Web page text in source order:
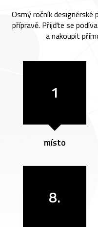
Osmý ročník designérské
přípravě. Přijďte se
a nakoupit
1
místo
8.